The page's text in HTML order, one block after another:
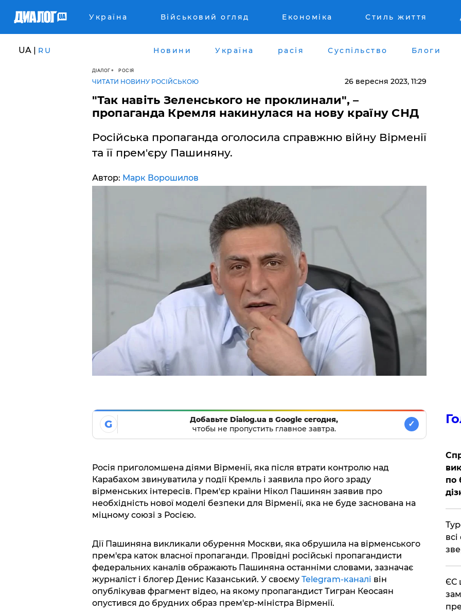
Україна Військовий огляд Економіка Стиль життя
UA | RU Новини Україна расія Суспільство Блоги
ДІАЛОГ РОСІЯ
ЧИТАТИ НОВИНУ РОСІЙСЬКОЮ 26 вересня 2023, 11:29
"Так навіть Зеленського не проклинали", –
пропаганда Кремля накинулася на нову країну СНД
Російська пропаганда оголосила справжню війну Вірменії
та її прем'єру Пашиняну.
Автор: Марк Ворошилов
G
Добавьте Dialog.ua в Google сегодня,
чтобы не пропустить главное завтра.
✓
Росія приголомшена діями Вірменії, яка після втрати контролю над
Карабахом звинуватила у події Кремль і заявила про його зраду
вірменських інтересів. Прем'єр країни Нікол Пашинян заявив про
необхідність нової моделі безпеки для Вірменії, яка не буде заснована на
міцному союзі з Росією.
Дії Пашиняна викликали обурення Москви, яка обрушила на вірменського
прем'єра каток власної пропаганди. Провідні російські пропагандисти
федеральних каналів ображають Пашиняна останніми словами, зазначає
журналіст і блогер Денис Казанський. У своєму Telegram-каналі він
опублікував фрагмент відео, на якому пропагандист Тигран Кеосаян
опустився до брудних образ прем'єр-міністра Вірменії.
по
ЄС